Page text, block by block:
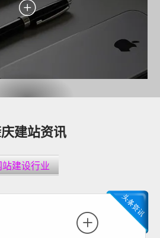
户增长、服务优化与商业价值转化。
建站资讯
站建设行业